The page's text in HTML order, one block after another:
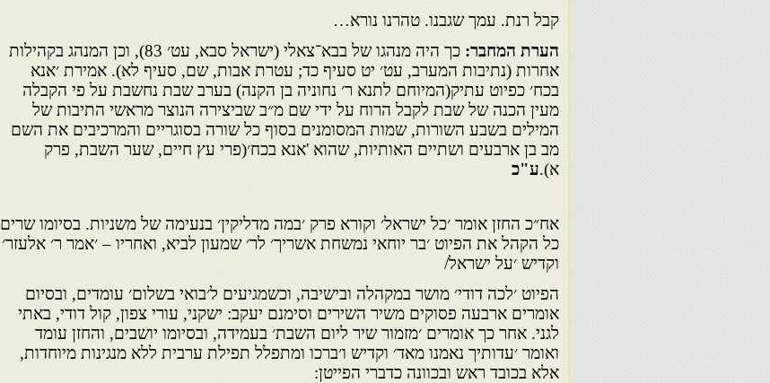
קבל רנת. עמך שגבנו. טהרנו נורא…
הערת המחבר:
כך היה מנהגו של בבא־צאלי (ישראל סבא, עט׳ 83), וכן המנהג בקהילות
אחרות (נתיבות המערב, עט׳ יט סעיף כד; עטרת אבות, שם, סעיף לא). אמירת ׳אנא
בכח׳ כפיוט עתיק(המיוחם לתנא ר׳ נחוניה בן הקנה) בערב שבת נחשבת על פי הקבלה
מעין הכנה של שבת לקבל הרוח על ידי שם מ״ב שביצירה הנוצר מראשי התיבות של
המילים בשבע השורות, שמות המסומנים בסוף כל שורה בסוגריים והמרכיבים את השם
מב בן ארבעים ושתיים האותיות, שהוא 'אנא בכח׳(פרי עץ חיים, שער השבת, פרק
א).ע"כ
אח״כ החזן אומר ׳כל ישראל׳ וקורא פרק ׳במה מדליקין׳ בנעימה של משניות. בסיומו שרים
כל הקהל את הפיוט ׳בר יוחאי נמשחת אשריך׳ לר׳ שמעון לביא, ואחריו – ׳אמר ר׳ אלעזר׳
וקדיש ׳על ישראל/
הפיוט ׳לכה דודי׳ מושר במקהלה ובישיבה, וכשמגיעים ל׳בואי בשלום׳ עומדים, ובסיום
אומרים ארבעה פסוקים משיר השירים וסימנם יעקב: ישקני, עורי צפון, קול דודי, באתי
לגני. אחר כך אומרים ׳מזמור שיר ליום השבת׳ בעמידה, ובסיומו יושבים, והחזן עומד
ואומר ׳עדותיך נאמנו מאד׳ וקדיש ו׳ברכו ומתפלל תפילת ערבית ללא מנגינות מיוחדות,
אלא בכובד ראש ובכוונה כדברי הפייטן: